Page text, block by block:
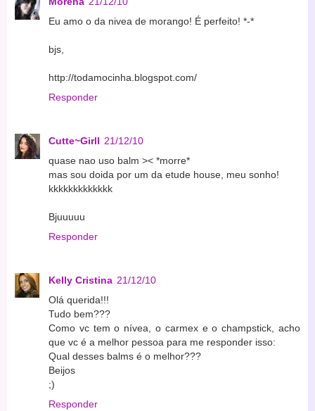
Eu amo o da nivea de morango! É perfeito! *-*
bjs,
http://todamocinha.blogspot.com/
Responder
Cutte~Girll 21/12/10
quase nao uso balm >< *morre*
mas sou doida por um da etude house, meu sonho!
kkkkkkkkkkkkk
Bjuuuuu
Responder
Kelly Cristina 21/12/10
Olá querida!!!
Tudo bem???
Como vc tem o nívea, o carmex e o champstick, acho
que vc é a melhor pessoa para me responder isso:
Qual desses balms é o melhor???
Beijos
;)
Responder